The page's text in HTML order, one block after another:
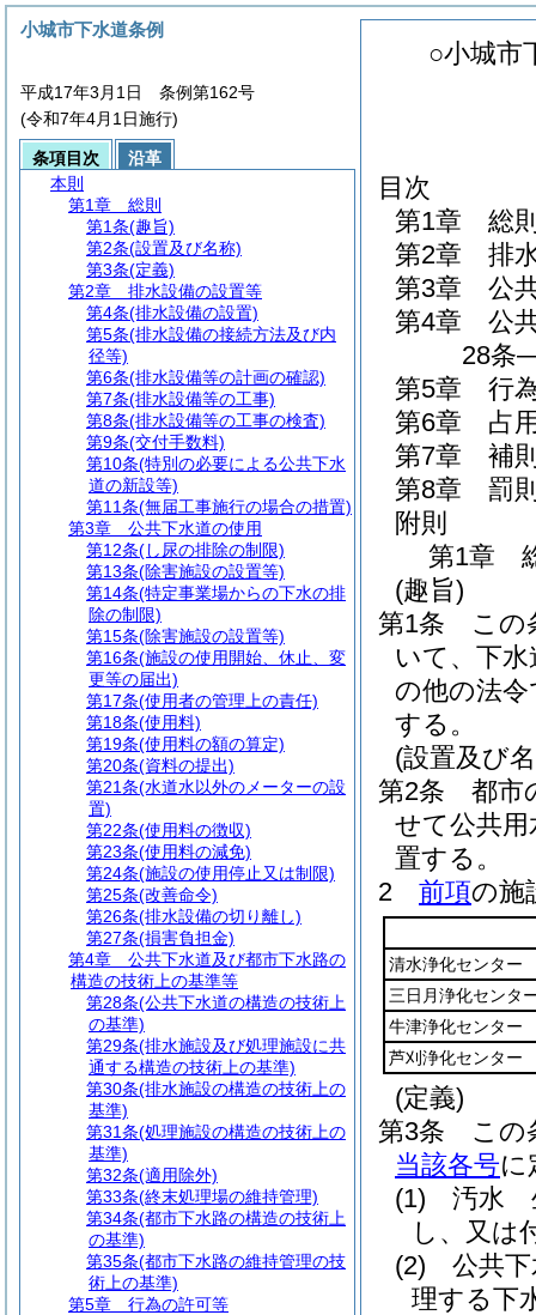
○小城市
目次
第1章
総
第2章
排
第3章
公
第4章
公
28条
第5章
行
第6章
占
第7章
補
第8章
罰
附則
第1章
(趣旨)
第1条
この
いて、下水
の他の法
する。
(設置及び
第2条
都市
せて公共
置する。
2
前項の施
清水浄化センター
三日月浄化センタ
牛津浄化センター
芦刈浄化センター
(定義)
第3条
この
当該各号に
(1)
汚水
し、又は
(2)
公共
理する下
小城市下水道条例
平成17年3月1日 条例第162号
(令和7年4月1日施行)
条項目次
沿革
本則
第1章
総則
第1条(趣旨)
第2条(設置及び名称)
第3条(定義)
第2章
排水設備の設置等
第4条(排水設備の設置)
第5条(排水設備の接続方法及び内
径等)
第6条(排水設備等の計画の確認)
第7条(排水設備等の工事)
第8条(排水設備等の工事の検査)
第9条(交付手数料)
第10条(特別の必要による公共下水
道の新設等)
第11条(無届工事施行の場合の措置)
第3章
公共下水道の使用
第12条(し尿の排除の制限)
第13条(除害施設の設置等)
第14条(特定事業場からの下水の排
除の制限)
第15条(除害施設の設置等)
第16条(施設の使用開始、休止、変
更等の届出)
第17条(使用者の管理上の責任)
第18条(使用料)
第19条(使用料の額の算定)
第20条(資料の提出)
第21条(水道水以外のメーターの設
置)
第22条(使用料の徴収)
第23条(使用料の減免)
第24条(施設の使用停止又は制限)
第25条(改善命令)
第26条(排水設備の切り離し)
第27条(損害負担金)
第4章
公共下水道及び都市下水路の
構造の技術上の基準等
第28条(公共下水道の構造の技術上
の基準)
第29条(排水施設及び処理施設に共
通する構造の技術上の基準)
第30条(排水施設の構造の技術上の
基準)
第31条(処理施設の構造の技術上の
基準)
第32条(適用除外)
第33条(終末処理場の維持管理)
第34条(都市下水路の構造の技術上
の基準)
第35条(都市下水路の維持管理の技
術上の基準)
第5章
行為の許可等